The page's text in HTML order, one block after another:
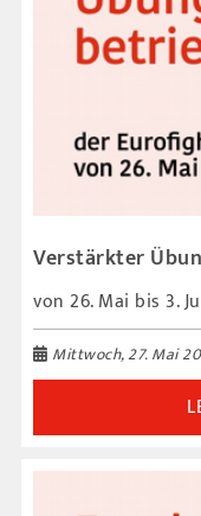
Verstärkter
von 26. Mai bis 3.
Mittwoch, 27. Mai